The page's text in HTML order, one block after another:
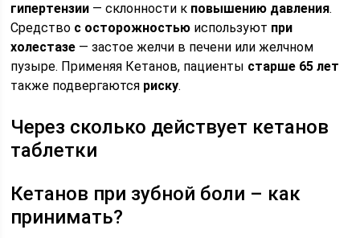
гипертензии — склонности к повышению давления.
Средство с осторожностью используют при
холестазе — застое желчи в печени или желчном
пузыре. Применяя Кетанов, пациенты старше 65 лет
также подвергаются риску.
Через сколько действует кетанов
таблетки
Кетанов при зубной боли – как
принимать?